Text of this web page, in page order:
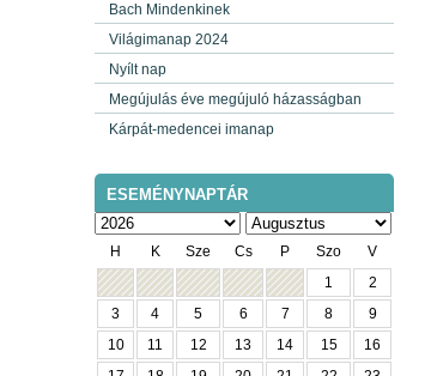
Bach Mindenkinek
Világimanap 2024
Nyílt nap
Megújulás éve megújuló házasságban
Kárpát-medencei imanap
ESEMÉNYNAPTÁR
H K Sze Cs P Szo
V
1
2
3
4 5 6 7 8
9
10
11 12 13 14 15
16